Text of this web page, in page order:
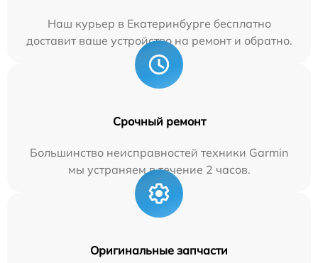
Наш курьер в Екатеринбурге бесплатно
доставит ваше устройство на ремонт и обратно.
Срочный ремонт
Большинство неисправностей техники Garmin
мы устраняем в течение 2 часов.
Оригинальные запчасти